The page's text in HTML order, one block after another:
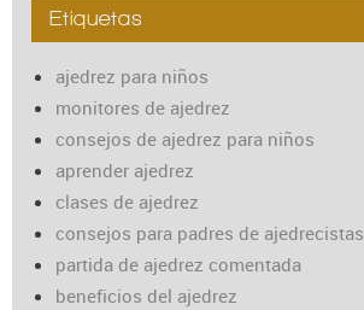
Etiquetas
ajedrez para niños
monitores de ajedrez
consejos de ajedrez para niños
aprender ajedrez
clases de ajedrez
consejos para padres de ajedrecistas
partida de ajedrez comentada
beneficios del ajedrez